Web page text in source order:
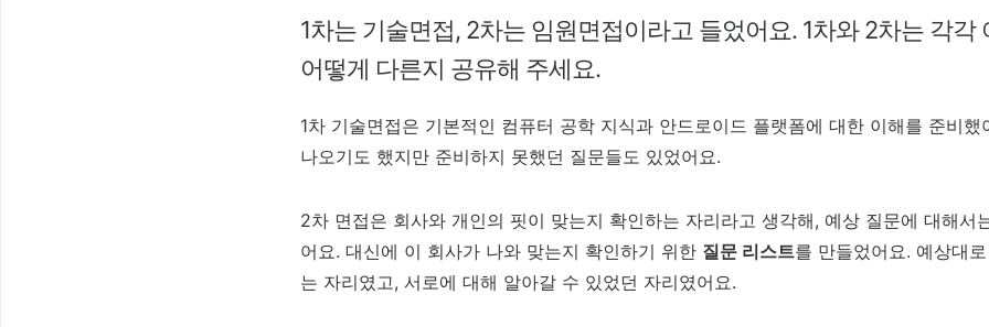
1차는 기술면접, 2차는 임원면접이라고 들었어요. 1차와 2차는 각각
어떻게 다른지 공유해 주세요.
1차 기술면접은 기본적인 컴퓨터 공학 지식과 안드로이드 플랫폼에 대한 이해를 준비했
나오기도 했지만 준비하지 못했던 질문들도 있었어요.
2차 면접은 회사와 개인의 핏이 맞는지 확인하는 자리라고 생각해, 예상 질문에 대해서
어요. 대신에 이 회사가 나와 맞는지 확인하기 위한 질문 리스트를 만들었어요. 예상대
는 자리였고, 서로에 대해 알아갈 수 있었던 자리였어요.